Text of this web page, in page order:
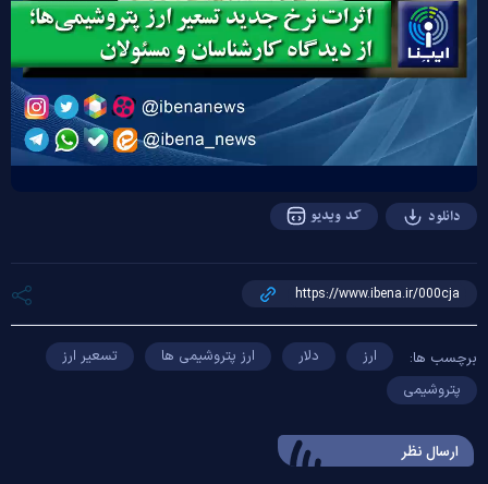
دانلود کد ویدیو
برچسب ها: ارز دلار ارز پتروشیمی ها
تسعیر ارز
پتروشیمی
ارسال‌ نظر